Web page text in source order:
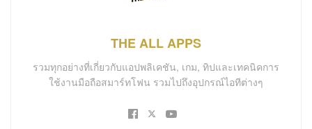
THE ALL APPS
รวมทุกอย่างที่เกี่ยวกับแอปพลิเคชัน, เกม, ทิปและเทคนิคการ
ใช้งานมือถือสมาร์ทโฟน รวมไปถึงอุปกรณ์ไอทีต่างๆ